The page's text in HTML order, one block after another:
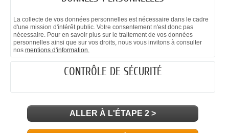
La collecte de vos données personnelles est nécessaire dans le cadre
d'une mission d'intérêt public. Votre consentement n'est donc pas
nécessaire. Pour en savoir plus sur le traitement de vos données
personnelles ainsi que sur vos droits, nous vous invitons à consulter
nos mentions d'information.
CONTRÔLE DE SÉCURITÉ
ALLER À L'ÉTAPE 2 >